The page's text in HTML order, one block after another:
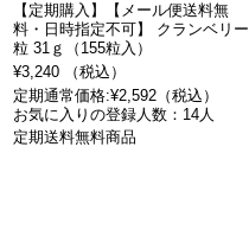
【定期購入】【メール便送料無
料・日時指定不可】 クランベリー
粒 31ｇ（155粒入）
¥3,240 （税込）
定期通常価格:¥2,592（税込）
お気に入りの登録人数：14人
定期送料無料商品